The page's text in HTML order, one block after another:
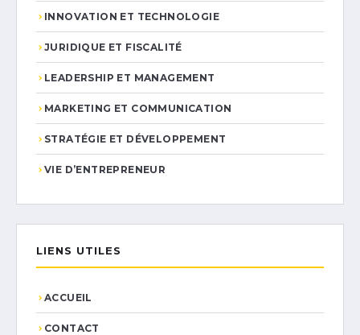
INNOVATION ET TECHNOLOGIE
JURIDIQUE ET FISCALITÉ
LEADERSHIP ET MANAGEMENT
MARKETING ET COMMUNICATION
STRATÉGIE ET DÉVELOPPEMENT
VIE D’ENTREPRENEUR
LIENS UTILES
ACCUEIL
CONTACT